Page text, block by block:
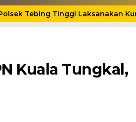
Tinggi Laksanakan Kurve
Kuala Tungkal,